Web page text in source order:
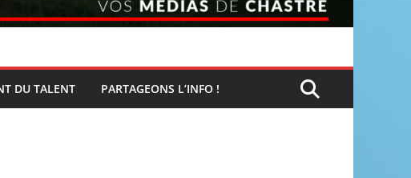
DU TALENT PARTAGEONS L’INFO !